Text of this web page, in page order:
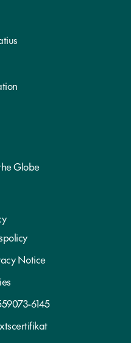
Globe
Notice
6145